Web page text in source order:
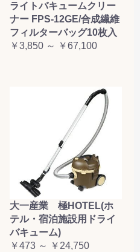
ライトバキュームクリー
ナー FPS-12GE/合成繊維
フィルターバッグ10枚入
￥3,850 ～ ￥67,100
大一産業 極HOTEL(ホ
テル・宿泊施設用ドライ
バキューム)
￥473 ～ ￥24,750